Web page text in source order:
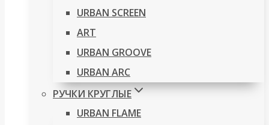
URBAN SCREEN
ART
URBAN GROOVE
URBAN ARC
РУЧКИ КРУГЛЫЕ
URBAN FLAME